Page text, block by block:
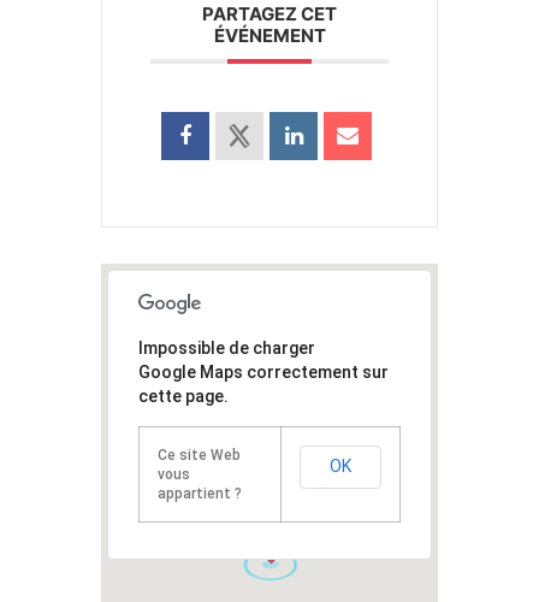
PARTAGEZ CET
ÉVÉNEMENT
Impossible de charger
Google Maps correctement sur
cette page.
Ce site Web
vous
appartient ?
OK